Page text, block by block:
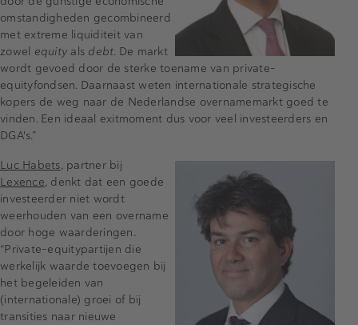
omstandigheden gecombineerd
met extreme liquiditeit van
zowel equity als debt. De markt
wordt gevoed door de sterke toename van private-
equityfondsen. Daarnaast weten internationale strategische
kopers de weg naar de Nederlandse overnamemarkt goed te
vinden. Een ideaal exitmoment dus voor veel investeerders en
DGA's.”
Luc Habets, partner bij
Lexence, denkt dat een goede
investeerder niet wordt
weerhouden van een overname
door hoge waarderingen.
“Private-equitypartijen die
werkelijk waarde toevoegen bij
het begeleiden van
(internationale) groei of bij
transities naar nieuwe